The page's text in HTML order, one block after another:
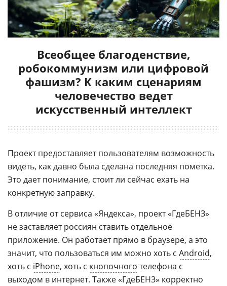
Всеобщее благоденствие,
робокоммунизм или цифровой
фашизм? К каким сценариям
человечество ведет
искусственный интеллект
Проект предоставляет пользователям возможность
видеть, как давно была сделана последняя пометка.
Это дает понимание, стоит ли сейчас ехать на
конкретную заправку.
В отличие от сервиса «Яндекса», проект «ГдеБЕНЗ»
не заставляет россиян ставить отдельное
приложение. Он работает прямо в браузере, а это
значит, что пользоваться им можно хоть с Android,
хоть с iPhone, хоть с кнопочного телефона с
выходом в интернет. Также «ГдеБЕНЗ» корректно